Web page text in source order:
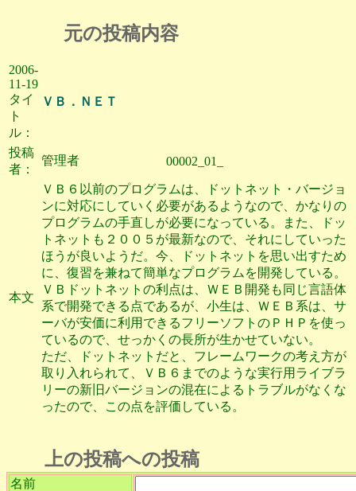
元の投稿内容
2006-
11-19
タイ
ト
ル：
ＶＢ．ＮＥＴ
投稿
者：
管理者 00002_01_
本文
ＶＢ６以前のプログラムは、ドットネット・バージョ
ンに対応にしていく必要があるようなので、かなりの
プログラムの手直しが必要になっている。また、ドッ
トネットも２００５が最新なので、それにしていった
ほうが良いようだ。今、ドットネットを思い出すため
に、復習を兼ねて簡単なプログラムを開発している。
ＶＢドットネットの利点は、ＷＥＢ開発も同じ言語体
系で開発できる点であるが、小生は、ＷＥＢ系は、サ
ーバが安価に利用できるフリーソフトのＰＨＰを使っ
ているので、せっかくの長所が生かせていない。
ただ、ドットネットだと、フレームワークの考え方が
取り入れられて、ＶＢ６までのような実行用ライブラ
リーの新旧バージョンの混在によるトラブルがなくな
ったので、この点を評価している。
上の投稿への投稿
名前